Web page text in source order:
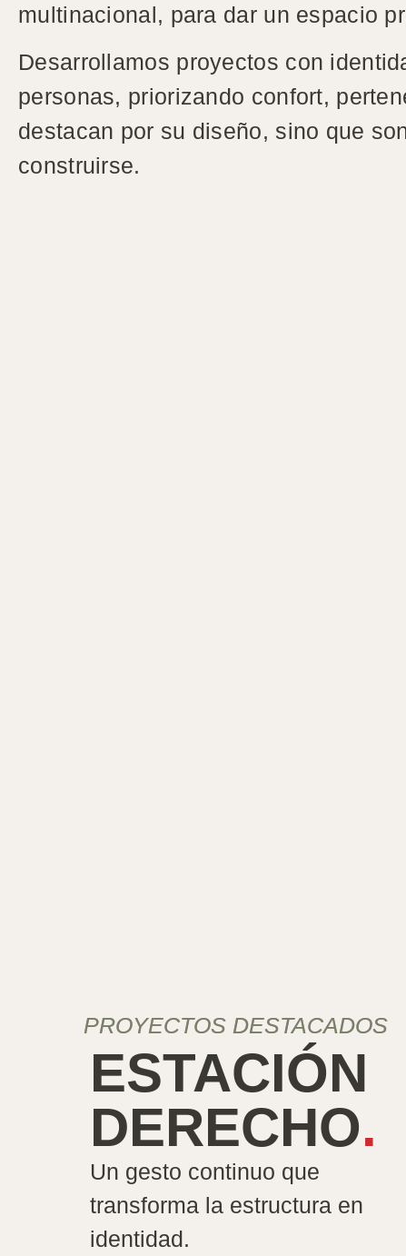
multinacional, para dar un espacio
Desarrollamos proyectos con
personas, priorizando confort,
destacan por su diseño, sino que
construirse.
PROYECTOS DESTACADOS
ESTACIÓN
DERECHO.
Un gesto continuo que
transforma la estructura en
identidad.